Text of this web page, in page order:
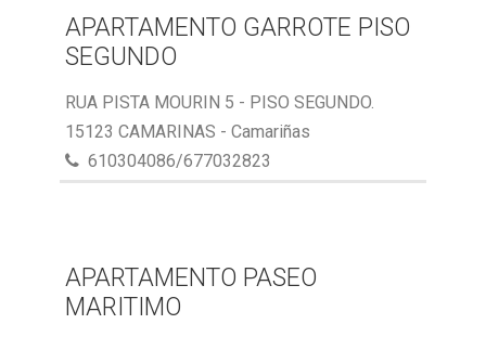
APARTAMENTO GARROTE PISO
SEGUNDO
RUA PISTA MOURIN 5 - PISO SEGUNDO.
15123 CAMARINAS - Camariñas
610304086/677032823
APARTAMENTO PASEO
MARITIMO